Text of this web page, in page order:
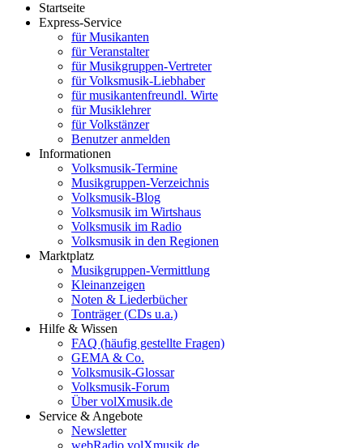
Startseite
Express-Service
für Musikanten
für Veranstalter
für Musikgruppen-Vertreter
für Volksmusik-Liebhaber
für musikantenfreundl. Wirte
für Musiklehrer
für Volkstänzer
Benutzer anmelden
Informationen
Volksmusik-Termine
Musikgruppen-Verzeichnis
Volksmusik-Blog
Volksmusik im Wirtshaus
Volksmusik im Radio
Volksmusik in den Regionen
Marktplatz
Musikgruppen-Vermittlung
Kleinanzeigen
Noten & Liederbücher
Tonträger (CDs u.a.)
Hilfe & Wissen
FAQ (häufig gestellte Fragen)
GEMA & Co.
Volksmusik-Glossar
Volksmusik-Forum
Über volXmusik.de
Service & Angebote
Newsletter
webRadio volXmusik.de